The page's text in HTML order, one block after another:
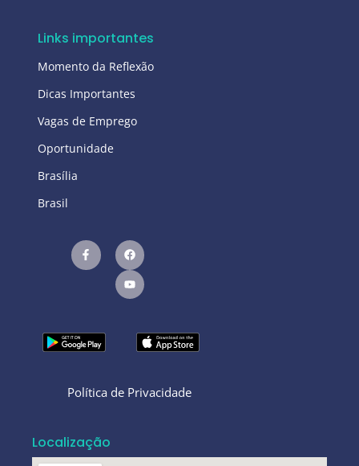
Links importantes
Momento da Reflexão
Dicas Importantes
Vagas de Emprego
Oportunidade
Brasília
Brasil
Política de Privacidade
Localização